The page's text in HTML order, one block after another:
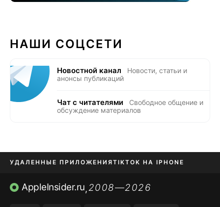
НАШИ СОЦСЕТИ
Новостной канал
Новости, статьи и
анонсы публикаций
Чат с читателями
Свободное общение и
обсуждение материалов
УДАЛЕННЫЕ ПРИЛОЖЕНИЯTIKTOK НА IPHONE
ПРИЛОЖЕНИЯ БЕЗ APP STORE
AppleInsider.ru,2008—2026